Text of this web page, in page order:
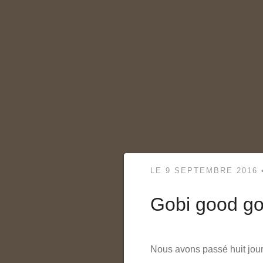
LE9 SEPTEMBRE 2016
Gobi good
Nous avons passé huit